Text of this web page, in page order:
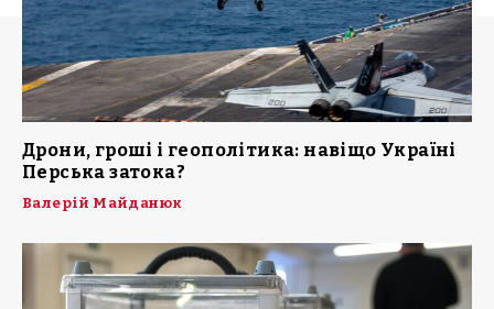
Дрони, гроші і геополітика: навіщо Україні
Перська затока?
Валерій Майданюк